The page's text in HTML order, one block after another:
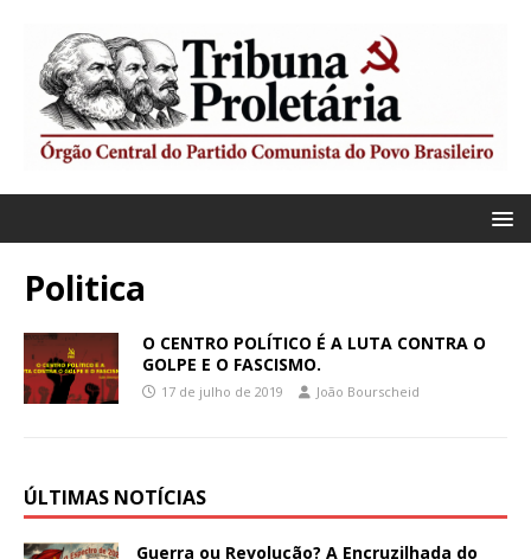
Politica
O CENTRO POLÍTICO É A LUTA CONTRA O
GOLPE E O FASCISMO.
17 de julho de 2019 João Bourscheid
ÚLTIMAS NOTÍCIAS
Guerra ou Revolução? A Encruzilhada do